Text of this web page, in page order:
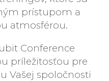
prístupom a
atmosférou.
Conference
príležitosťou pre
Vašej spoločnosti